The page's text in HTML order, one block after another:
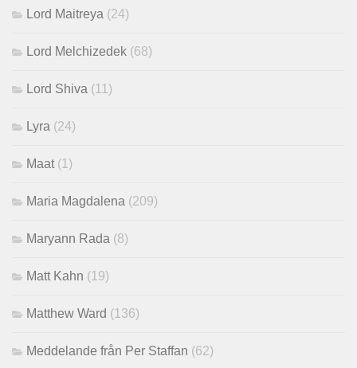
Lord Maitreya (24)
Lord Melchizedek (68)
Lord Shiva (11)
Lyra (24)
Maat (1)
Maria Magdalena (209)
Maryann Rada (8)
Matt Kahn (19)
Matthew Ward (136)
Meddelande från Per Staffan (62)